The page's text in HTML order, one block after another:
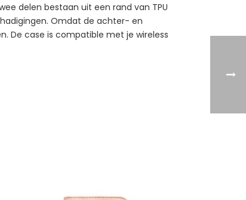
delen bestaan uit een rand van TPU
Omdat de achter- en
De case is compatible met je wireless